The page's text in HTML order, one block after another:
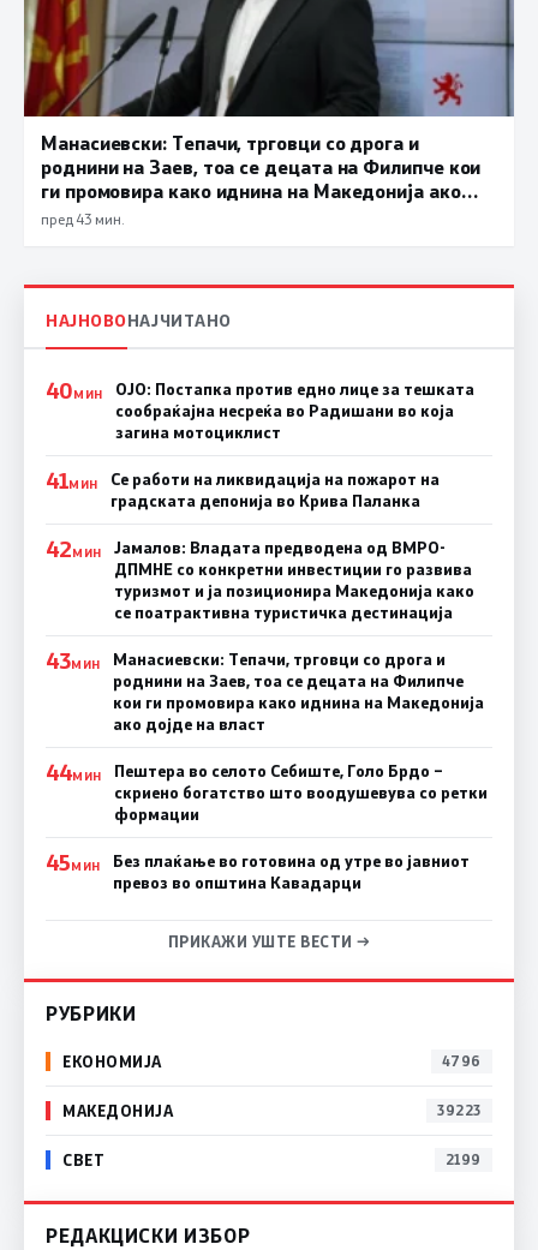
Манасиевски: Тепачи, трговци со дрога и
роднини на Заев, тоа се децата на Филипче кои
ги промoвира како иднина на Македонија ако
дојде на власт
пред 43 мин.
НАЈНОВОНАЈЧИТАНО
40МИН
ОЈО: Постапка против едно лице за тешката
сообраќајна несреќа во Радишани во која
загина мотоциклист
41МИН
Се работи на ликвидација на пожарот на
градската депонија во Крива Паланка
42МИН
Јамалов: Владата предводена од ВМРО-
ДПМНЕ со конкретни инвестиции го развива
туризмот и ја позиционира Македонија како
се поатрактивна туристичка дестинација
43МИН
Манасиевски: Тепачи, трговци со дрога и
роднини на Заев, тоа се децата на Филипче
кои ги промoвира како иднина на Македонија
ако дојде на власт
44МИН
Пештера во селото Себиште, Голо Брдо –
скриено богатство што воодушевува со ретки
формации
45МИН
Без плаќање во готовина од утре во јавниот
превоз во општина Кавадарци
ПРИКАЖИ УШТЕ ВЕСТИ →
РУБРИКИ
ЕКОНОМИЈА 4796
МАКЕДОНИЈА 39223
СВЕТ 2199
РЕДАКЦИСКИ ИЗБОР